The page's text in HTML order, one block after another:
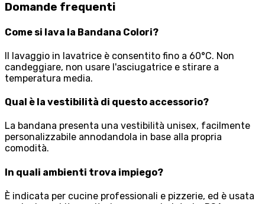
Domande frequenti
Come si lava la Bandana Colori?
Il lavaggio in lavatrice è consentito fino a 60°C. Non
candeggiare, non usare l'asciugatrice e stirare a
temperatura media.
Qual è la vestibilità di questo accessorio?
La bandana presenta una vestibilità unisex, facilmente
personalizzabile annodandola in base alla propria
comodità.
In quali ambienti trova impiego?
È indicata per cucine professionali e pizzerie, ed è usata